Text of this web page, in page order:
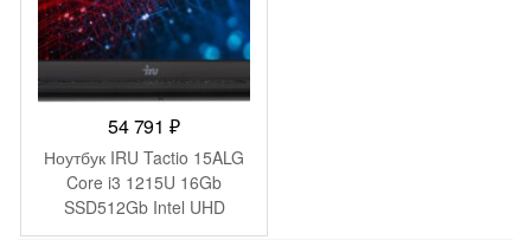
54 791₽
Ноутбук IRU Tactio 15ALG
Core i3 1215U 16Gb
SSD512Gb Intel UHD
Graphics 15.6″ IPS FHD